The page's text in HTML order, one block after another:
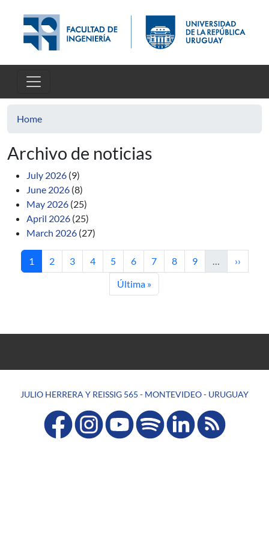
Home
Archivo de noticias
July 2026 (9)
June 2026 (8)
May 2026 (25)
April 2026 (25)
March 2026 (27)
Current page
1 Page
2 Page
3 Page
4 Page
5 Page
6 Page
7 Page
8 Page
9 … Next
››
Last page
Última »
JULIO HERRERA Y REISSIG 565 - MONTEVIDEO - URUGUAY